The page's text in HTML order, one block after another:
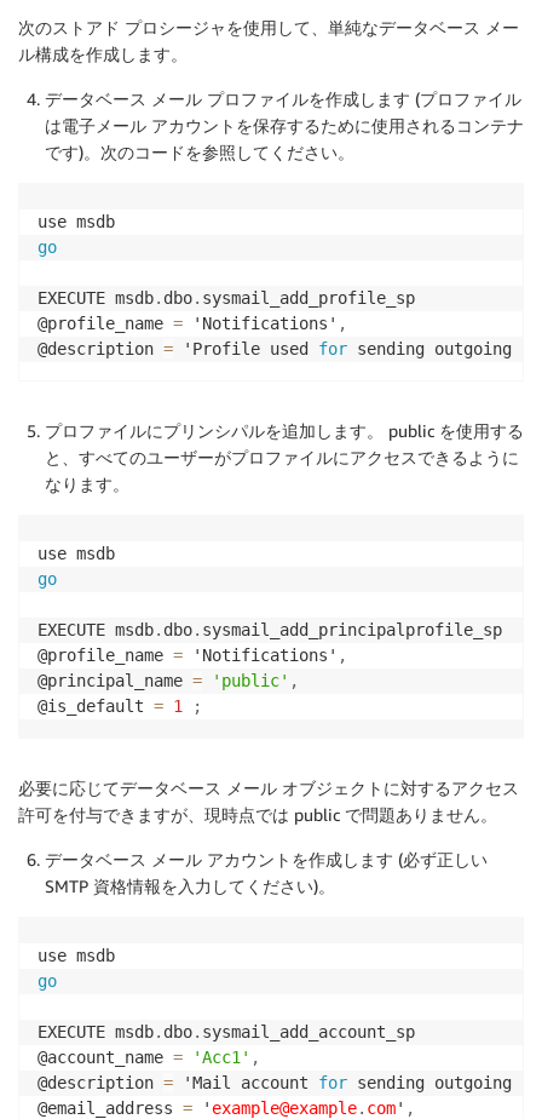
次のストアド プロシージャを使用して、単純なデータベース メー
ル構成を作成します。
データベース メール プロファイルを作成します (プロファイル
は電子メール アカウントを保存するために使用されるコンテナ
です)。次のコードを参照してください。
go
EXECUTE msdb. dbo. sysmail_add_profile_sp
@profile_name = 'Notifications' ,
@description = 'Profile used for sending outgoing
プロファイルにプリンシパルを追加します。 public を使用する
と、すべてのユーザーがプロファイルにアクセスできるように
なります。
go
EXECUTE msdb. dbo. sysmail_add_principalprofile_sp
@profile_name = 'Notifications' ,
@principal_name = 'public' ,
@is_default = 1 ;
必要に応じてデータベース メール オブジェクトに対するアクセス
許可を付与できますが、現時点では public で問題ありません。
データベース メール アカウントを作成します (必ず正しい
SMTP 資格情報を入力してください)。
go
EXECUTE msdb. dbo. sysmail_add_account_sp
@account_name = 'Acc1' ,
@description = 'Mail account for sending outgoing
@email_address = ' example@example. com' ,